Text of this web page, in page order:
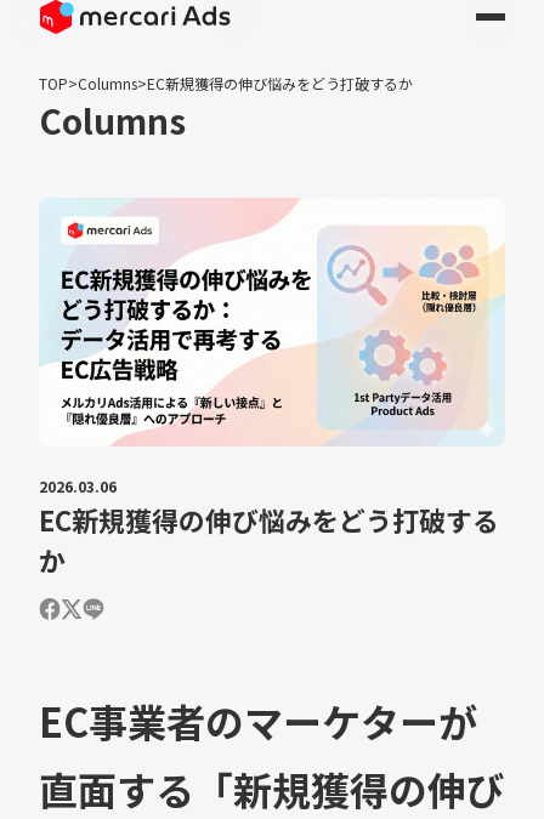
TOP>Columns>EC新規獲得の伸び悩みをどう打破するか
Columns
2026.03.06
EC新規獲得の伸び悩みをどう打破する
か
EC事業者のマーケターが
直面する「新規獲得の伸び